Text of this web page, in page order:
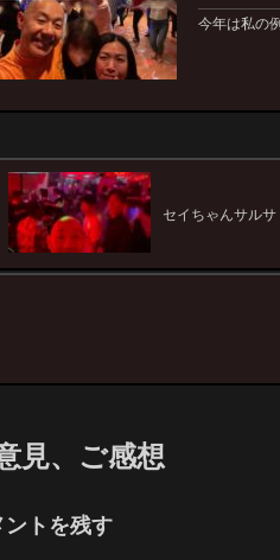
今年は私の
セイちゃんサル
見、ご感想
ントを残す